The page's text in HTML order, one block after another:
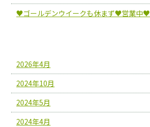
♥ゴールデンウイークも休まず♥営業中♥
2026年4月
2024年10月
2024年5月
2024年4月